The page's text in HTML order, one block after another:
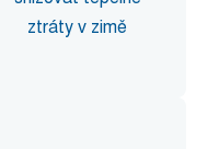
ztráty v zimě